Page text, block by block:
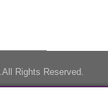
.All Rights Reserved.